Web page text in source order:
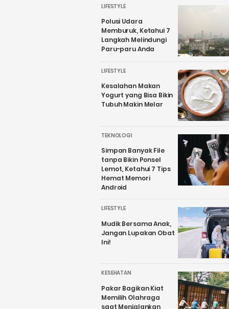
LIFESTYLE
Polusi Udara
Memburuk, Ketahui 7
Langkah Melindungi
Paru-paru Anda
LIFESTYLE
Kesalahan Makan
Yogurt yang Bisa Bikin
Tubuh Makin Melar
TEKNOLOGI
Simpan Banyak File
tanpa Bikin Ponsel
Lemot, Ketahui 7 Tips
Hemat Memori
Android
LIFESTYLE
Mudik Bersama Anak,
Jangan Lupakan Obat
Ini!
KESEHATAN
Pakar Bagikan Kiat
Memilih Olahraga
saat Menjalankan